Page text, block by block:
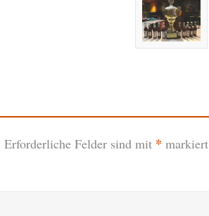
Erforderliche Felder sind mit * markiert